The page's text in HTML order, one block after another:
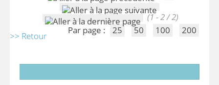
(1 - 2 / 2)
Par page :
25 50 100 200
>> Retour